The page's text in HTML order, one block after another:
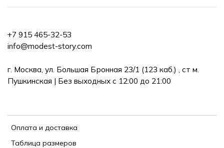
Оплата и доставка
Таблица размеров
+7 915 465-32-53
info@modest-story.com
г. Москва, ул. Большая Бронная 23/1 (123 каб.) , ст м.
Пушкинская | Без выходных с 12:00 до 21:00